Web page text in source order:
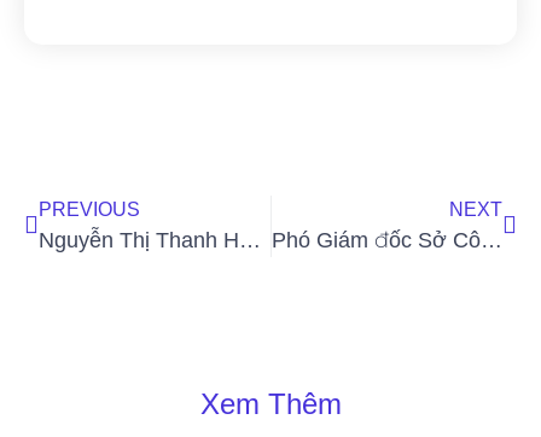
PREVIOUS
Nguyễn Thị Thanh Hằng đăng quang Miss Heritage Petite International 2025 tại Thái Lan
NEXT
Phó Giám đốc Sở Công Thương TP.HCM Hà Văn Út đề cao vị thế của HASI
Xem Thêm